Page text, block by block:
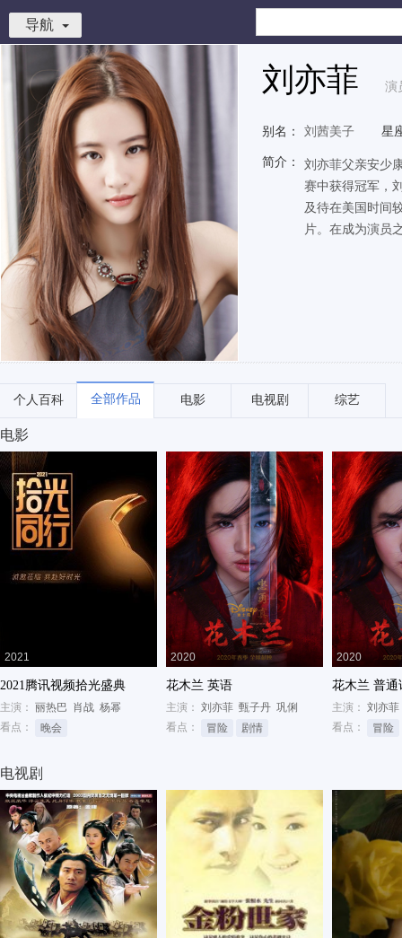
导航
刘亦菲 演
别名： 刘茜美子 星
简介：
刘亦菲父亲安少
赛中获得冠军，
及待在美国时间
片。在成为演员
个人百科 全部作品 电影 电视剧 综艺
电影
2021
2021腾讯视频拾光盛典
主演： 丽热巴 肖战 杨幂
看点：
晚会
2020
花木兰 英语
主演： 刘亦菲 甄子丹 巩俐
看点：
冒险 剧情
2020
花木兰 普通
主演： 刘亦菲
看点：
冒险
电视剧